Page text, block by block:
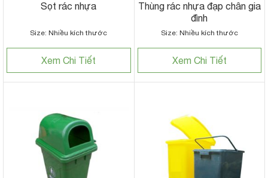
Sọt rác nhựa
Size: Nhiều kích thước
Xem Chi Tiết
Thùng rác nhựa đạp chân gia
đình
Size: Nhiều kích thước
Xem Chi Tiết